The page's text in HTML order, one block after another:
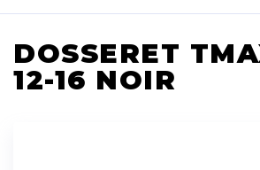
DOSSERET
12-16 NOIR